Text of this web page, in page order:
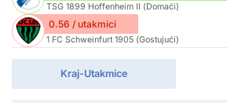
TSG 1899 Hoffenheim II (Domaći)
0.56 / utakmici
1 FC Schweinfurt 1905 (Gostujući)
Kraj-Utakmice